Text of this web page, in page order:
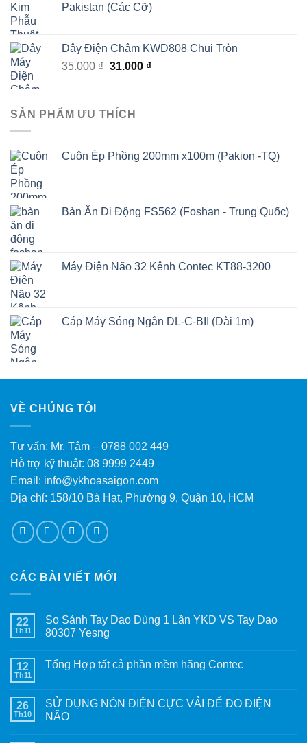
Pakistan (Các Cỡ)
Dây Điện Châm KWD808 Chui Tròn
35.000₫ Giá
35.000 ₫.
31.000 ₫Giá
SẢN PHẨM ƯU THÍCH
Cuộn Ép Phồng 200mm x100m (Pakion -TQ)
Bàn Ăn Di Động FS562 (Foshan - Trung Quốc)
Máy Điện Não 32 Kênh Contec KT88-3200
Cáp Máy Sóng Ngắn DL-C-BII (Dài 1m)
VỀ CHÚNG TÔI
Tư vấn: Mr. Tâm – 0788 002 449
Hỗ trợ kỹ thuật: 08 9999 2449
Email: info@ykhoasaigon.com
Địa chỉ: 158/10 Bà Hạt, Phường 9, Quận 10, HCM
CÁC BÀI VIẾT MỚI
22
Th11
So Sánh Tay Dao Dùng 1 Lần YKD VS Tay Dao
80307 Yesng
12
Th11
Tổng Hợp tất cả phần mềm hãng Contec
26
Th10
SỬ DỤNG NÓN ĐIỆN CỰC VẢI ĐỂ ĐO ĐIỆN
NÃO